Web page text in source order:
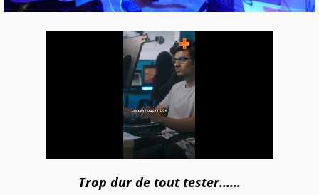
Trop dur de tout tester......